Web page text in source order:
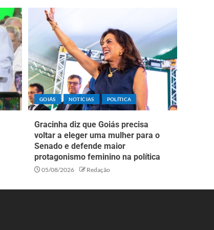
GOIÁS NOTÍCIAS POLÍTICA
Gracinha diz que Goiás precisa
voltar a eleger uma mulher para o
Senado e defende maior
protagonismo feminino na política
05/08/2026 Redação